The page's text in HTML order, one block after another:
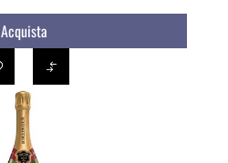
Acquista